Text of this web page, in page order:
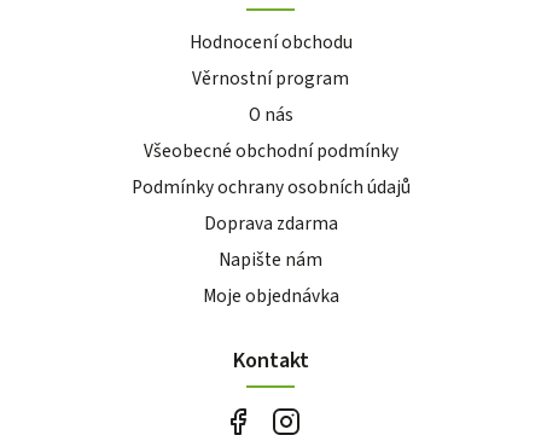
Hodnocení obchodu
Věrnostní program
O nás
Všeobecné obchodní podmínky
Podmínky ochrany osobních údajů
Doprava zdarma
Napište nám
Moje objednávka
Kontakt